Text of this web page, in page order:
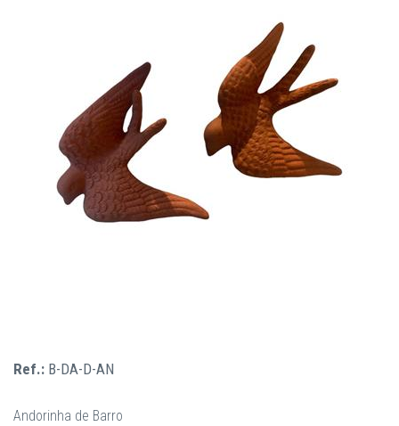
Ref.: B-DA-D-AN
Andorinha de Barro